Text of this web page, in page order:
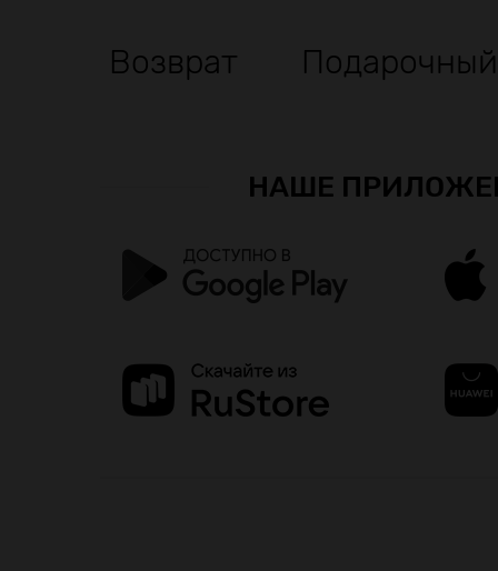
Возврат
НАШЕ